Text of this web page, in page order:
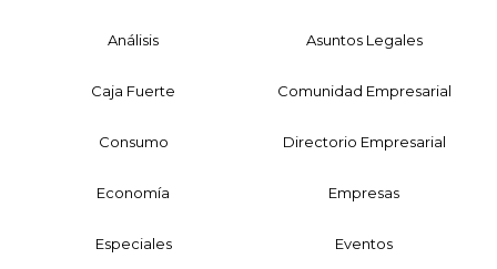
Análisis Asuntos Legales
Caja Fuerte Comunidad Empresarial
Consumo Directorio Empresarial
Economía Empresas
Especiales Eventos